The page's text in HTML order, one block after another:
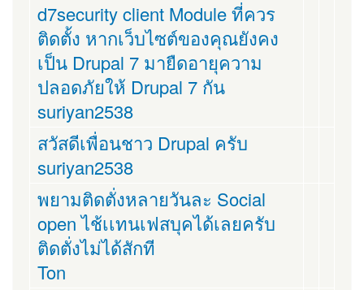
d7security client Module ที่ควร
ติดตั้ง หากเว็บไซต์ของคุณยังคง
เป็น Drupal 7 มายืดอายุความ
ปลอดภัยให้ Drupal 7 กัน
suriyan2538
สวัสดีเพื่อนชาว Drupal ครับ
suriyan2538
พยามติดตั่งหลายวันละ Social
open ไช้เเทนเฟสบุคได้เลยครับ
ติดตั่งไม่ได้สักที
Ton